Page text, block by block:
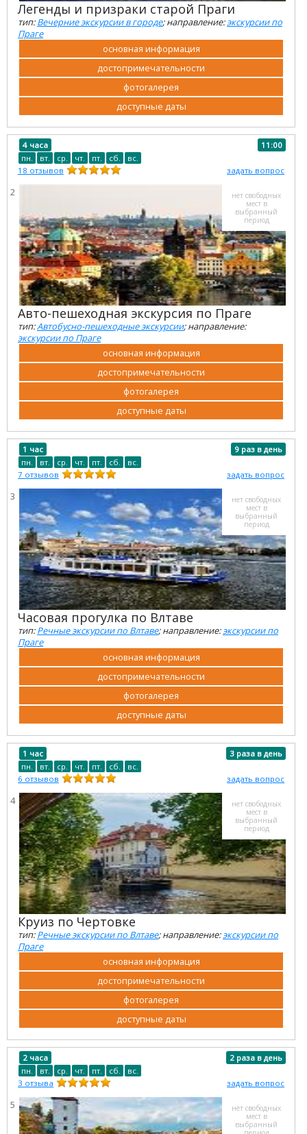
Легенды и призраки старой Праги
тип:Вечерние экскурсии в городе; направление:экскурсии по
Праге
основная информация
достопримечательности
фотогалерея
доступные даты
2
4 часа
11:00
пн.
вт. ср. чт. пт. сб.
вс.
задать вопрос
18 отзывов
нет свободных
мест в
выбранный
период
Авто-пешеходная экскурсия по Праге
тип:Автобусно-пешеходные экскурсии; направление:
экскурсии по Праге
основная информация
достопримечательности
фотогалерея
доступные даты
3
1 час
9 раз в день
пн.
вт. ср. чт. пт. сб.
вс.
задать вопрос
7 отзывов
нет свободных
мест в
выбранный
период
Часовая прогулка по Влтаве
тип:Речные экскурсии по Влтаве; направление:экскурсии по
Праге
основная информация
достопримечательности
фотогалерея
доступные даты
4
1 час
3 раза в день
пн.
вт. ср. чт. пт. сб.
вс.
задать вопрос
6 отзывов
нет свободных
мест в
выбранный
период
Круиз по Чертовке
тип:Речные экскурсии по Влтаве; направление:экскурсии по
Праге
основная информация
достопримечательности
фотогалерея
доступные даты
5
2 часа
2 раза в день
пн.
вт. ср. чт. пт. сб.
вс.
задать вопрос
3 отзыва
нет свободных
мест в
выбранный